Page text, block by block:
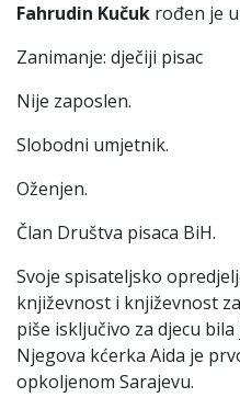
Fahrudin Kučuk rođen je
Zanimanje: dječiji pisac
Nije zaposlen.
Slobodni umjetnik.
Oženjen.
Član Društva pisaca BiH.
Svoje spisateljsko
književnost i književnost
piše isključivo za djecu
Njegova kćerka Aida je
opkoljenom Sarajevu.